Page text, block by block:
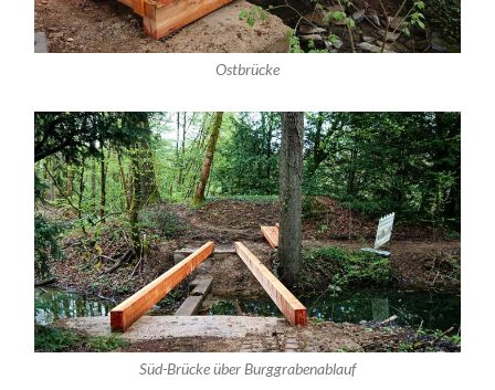
Ostbrücke
Süd-Brücke über Burggrabenablauf